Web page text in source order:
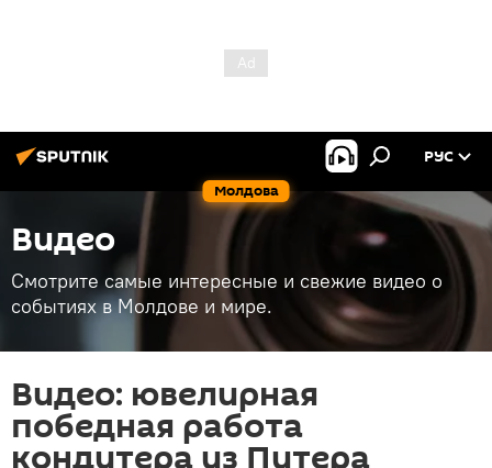
Молдова
РУС
Видео
Смотрите самые интересные и свежие видео о
событиях в Молдове и мире.
Видео: ювелирная
победная работа